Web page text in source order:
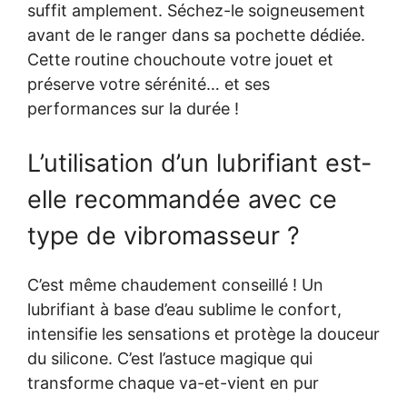
suffit amplement. Séchez-le soigneusement
avant de le ranger dans sa pochette dédiée.
Cette routine chouchoute votre jouet et
préserve votre sérénité… et ses
performances sur la durée !
L’utilisation d’un lubrifiant est-
elle recommandée avec ce
type de vibromasseur ?
C’est même chaudement conseillé ! Un
lubrifiant à base d’eau sublime le confort,
intensifie les sensations et protège la douceur
du silicone. C’est l’astuce magique qui
transforme chaque va-et-vient en pur